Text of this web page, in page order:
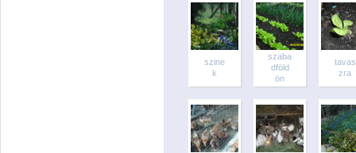
szine
k
szaba
dföld
ön
tavas
zra